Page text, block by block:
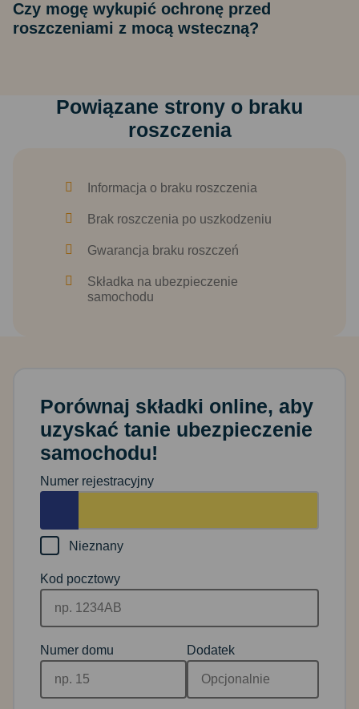
Czy mogę wykupić ochronę przed
roszczeniami z mocą wsteczną?
Powiązane strony o braku
roszczenia
Informacja o braku roszczenia
Brak roszczenia po uszkodzeniu
Gwarancja braku roszczeń
Składka na ubezpieczenie
samochodu
Porównaj składki online, aby
uzyskać tanie ubezpieczenie
samochodu!
Numer rejestracyjny
Nieznany
Kod pocztowy
Numer domu Dodatek